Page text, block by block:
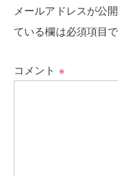
メールアドレスが公
ている欄は必須項目
コメント ※